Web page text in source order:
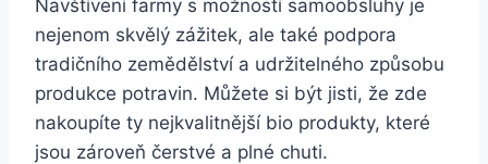
Navštívení⁤ farmy s‌ možností samoobsluhy je
nejenom skvělý zážitek, ale‍ také podpora
tradičního zemědělství a udržitelného způsobu
produkce ⁢potravin. Můžete⁤ si ​být​ jisti, že ⁤zde
nakoupíte ty nejkvalitnější bio ⁤produkty, které
jsou zároveň čerstvé a ⁤plné chuti.